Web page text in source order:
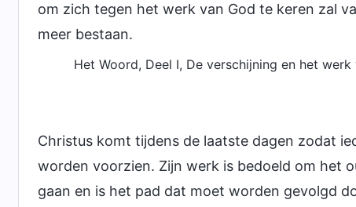
om zich tegen het werk van God te keren zal
meer bestaan.
Het Woord, Deel I, De verschijning en het
Christus komt tijdens de laatste dagen zodat
worden voorzien. Zijn werk is bedoeld om het
gaan en is het pad dat moet worden gevolgd